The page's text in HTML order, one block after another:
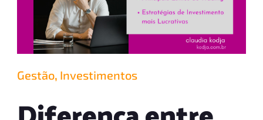
Gestão, Investimentos